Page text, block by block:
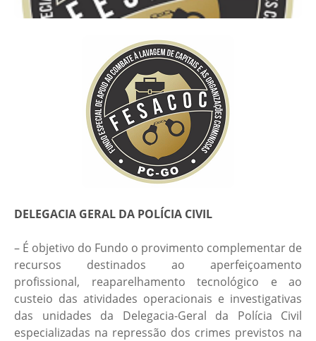
DELEGACIA GERAL DA POLÍCIA CIVIL
– É objetivo do Fundo o provimento complementar de
recursos destinados ao aperfeiçoamento
profissional, reaparelhamento tecnológico e ao
custeio das atividades operacionais e investigativas
das unidades da Delegacia-Geral da Polícia Civil
especializadas na repressão dos crimes previstos na